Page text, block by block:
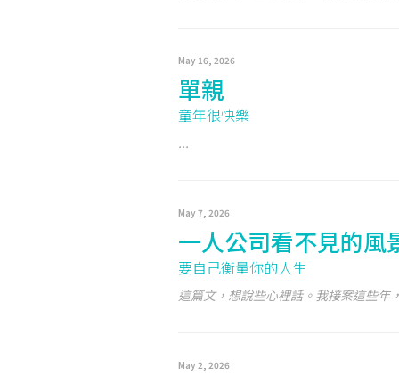
May 16, 2026
單親
童年很快樂
...
May 7, 2026
一人公司看不見的風
要自己衡量你的人生
這篇文，想說些心裡話。我接案這些年
May 2, 2026